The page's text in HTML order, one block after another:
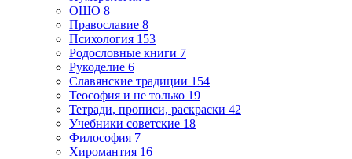
ОШО 8
Православие 8
Психология 153
Родословные книги 7
Рукоделие 6
Славянские традиции 154
Теософия и не только 19
Тетради, прописи, раскраски 42
Учебники советские 18
Философия 7
Хиромантия 16